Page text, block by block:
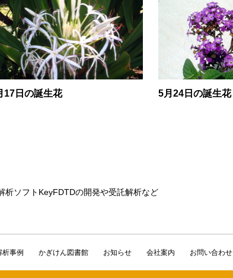
17日の誕生花 5月24日の誕生花
析ソフトKeyFDTDの開発や受託解析など
析事例 かぎけん図書館 お知らせ 会社案内 お問い合わせ